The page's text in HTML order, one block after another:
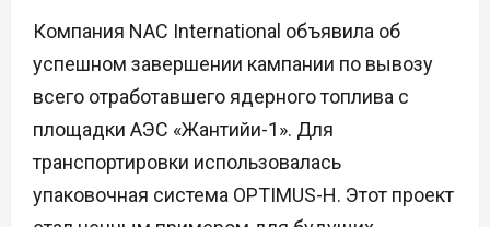
Компания NAC International объявила об
успешном завершении кампании по вывозу
всего отработавшего ядерного топлива с
площадки АЭС «Жантийи-1». Для
транспортировки использовалась
упаковочная система OPTIMUS-H. Этот проект